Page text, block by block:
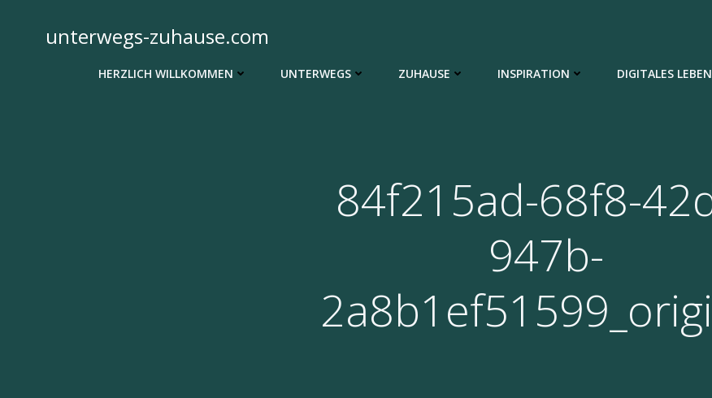
springenunterwegs-zuhause.com
HERZLICH WILLKOMMEN UNTERWEGS ZUHAUSE INSPIRATION DIGITALES LEBEN
84f215ad-68f8-
947b-